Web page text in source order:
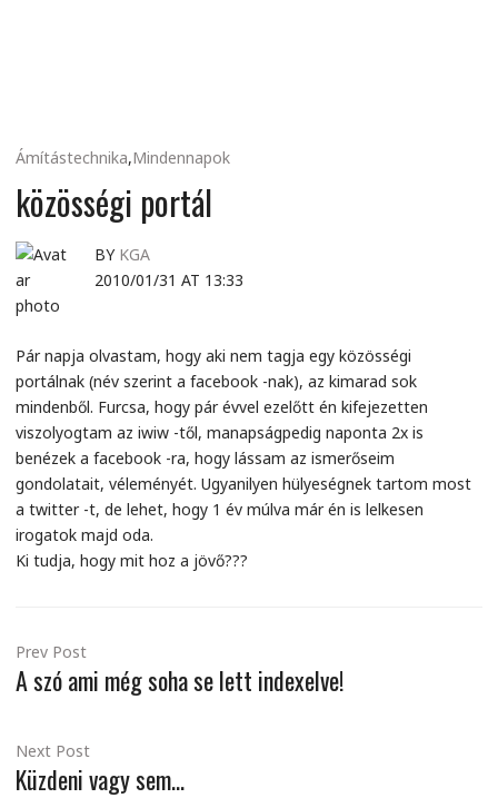
Ámítástechnika,Mindennapok
közösségi portál
BY KGA
2010/01/31 AT 13:33
Pár napja olvastam, hogy aki nem tagja egy közösségi
portálnak (név szerint a facebook -nak), az kimarad sok
mindenből. Furcsa, hogy pár évvel ezelőtt én kifejezetten
viszolyogtam az iwiw -től, manapságpedig naponta 2x is
benézek a facebook -ra, hogy lássam az ismerőseim
gondolatait, véleményét. Ugyanilyen hülyeségnek tartom most
a twitter -t, de lehet, hogy 1 év múlva már én is lelkesen
irogatok majd oda.
Ki tudja, hogy mit hoz a jövő???
Prev Post
A szó ami még soha se lett indexelve!
Next Post
Küzdeni vagy sem…